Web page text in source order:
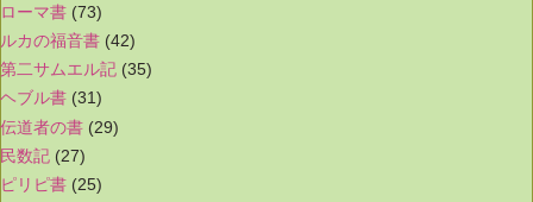
ローマ書 (73)
ルカの福音書 (42)
第二サムエル記 (35)
ヘブル書 (31)
伝道者の書 (29)
民数記 (27)
ピリピ書 (25)